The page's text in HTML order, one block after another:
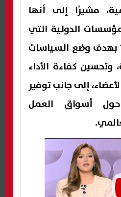
مشيرًا إلى أنها
الدولية التي
تأسست عام 1961 بهدف وضع السياسات
وتحسين كفاءة الأداء
إلى جانب توفير
حول أسواق العمل